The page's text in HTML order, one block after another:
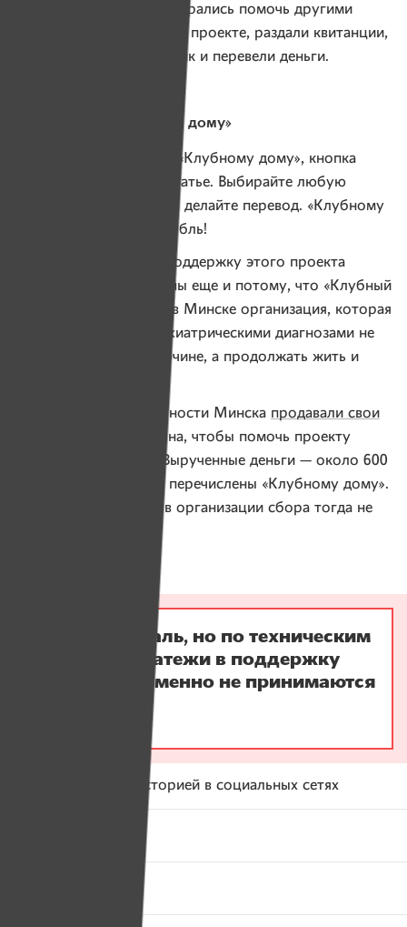
значит, нельзя. Мы постарались помочь другими
способами: рассказали о проекте, раздали квитанции,
чтобы люди пошли в банк и перевели деньги.
Как помочь «Клубному дому»
Если вы хотите помочь «Клубному дому», кнопка
«Помочь» есть в этой статье. Выбирайте любую
доступную вам сумму и делайте перевод. «Клубному
дому» важен каждый рубль!
Любые инициативы в поддержку этого проекта
сегодня особенно важны еще и потому, что «Клубный
дом» — самая крупная в Минске организация, которая
помогает людям с психиатрическими диагнозами не
остаться где-то на обочине, а продолжать жить и
В марте известные личности Минска продавали свои
с аукциона, чтобы помочь проекту
продолжить работу. Вырученные деньги — около 600
рублей — также были перечислены «Клубному дому».
Никаких препятствий в организации сбора тогда не
Нам очень жаль, но по техническим
причинам платежи в поддержку
проектов временно не принимаются
Поделитесь этой историей в социальных сетях